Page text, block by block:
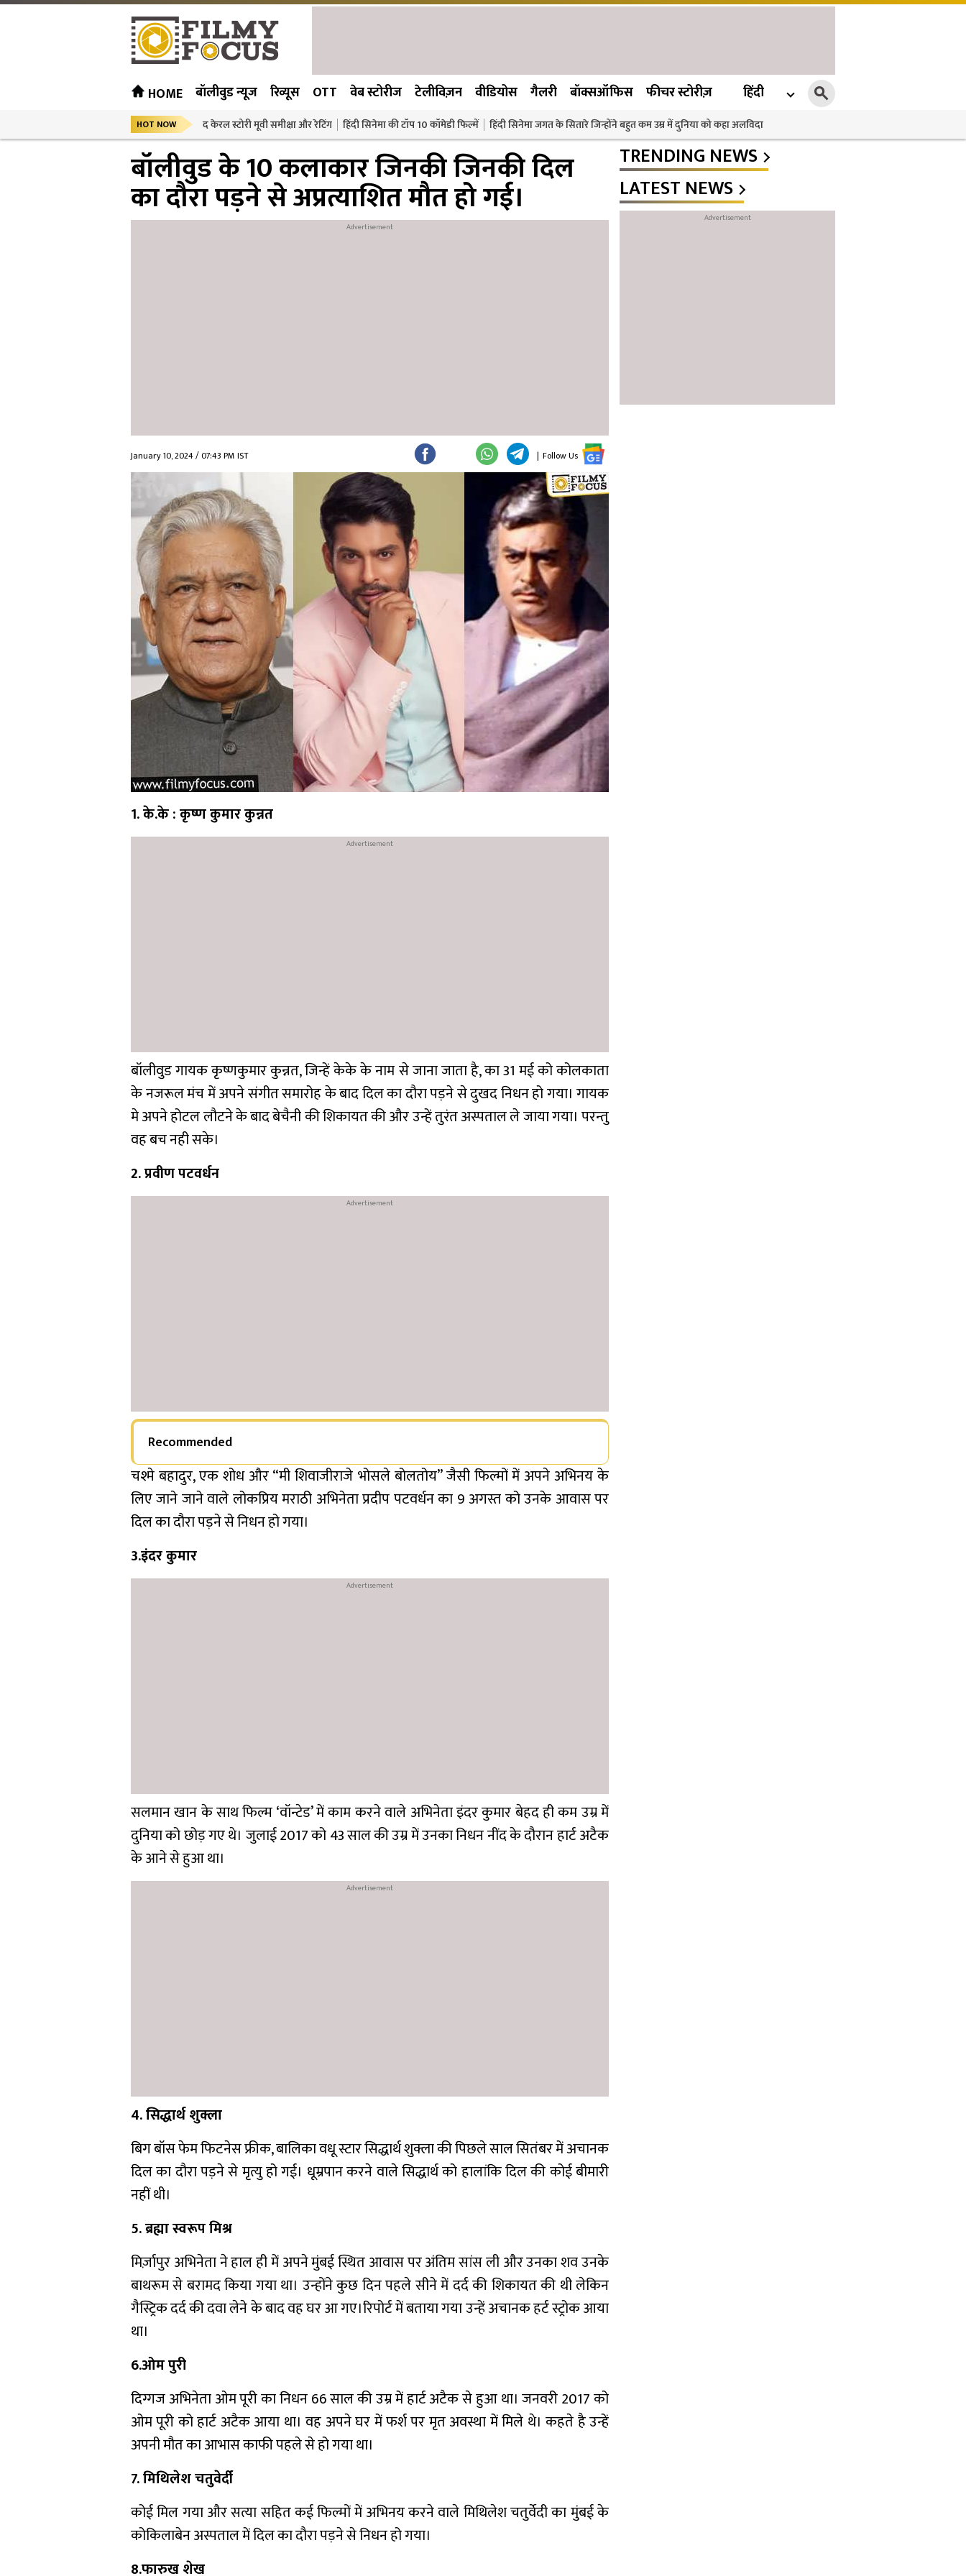
HOME बॉलीवुड न्यूज रिव्यूस OTT वेब स्टोरीज टेलीविज़न वीडियोस गैलरी बॉक्सऑफिस फीचर स्टोरीज़ हिंदी
HOT NOW द केरल स्टोरी मूवी समीक्षा और रेटिंग हिंदी सिनेमा की टॉप 10 कॉमेडी फिल्में हिंदी सिनेमा जगत के सितारे जिन्होंने बहुत कम उम्र में दुनिया को कहा अलविदा
बॉलीवुड के 10 कलाकार जिनकी जिनकी दिल
का दौरा पड़ने से अप्रत्याशित मौत हो गई।
January 10, 2024 / 07:43 PM IST | Follow Us
1. के.के : कृष्ण कुमार कुन्नत
बॉलीवुड गायक कृष्णकुमार कुन्नत, जिन्हें केके के नाम से जाना जाता है, का 31 मई को कोलकाता
के नजरूल मंच में अपने संगीत समारोह के बाद दिल का दौरा पड़ने से दुखद निधन हो गया। गायक
मे अपने होटल लौटने के बाद बेचैनी की शिकायत की और उन्हें तुरंत अस्पताल ले जाया गया। परन्तु
वह बच नही सके।
2. प्रवीण पटवर्धन
Recommended
चश्मे बहादुर, एक शोध और “मी शिवाजीराजे भोसले बोलतोय” जैसी फिल्मों में अपने अभिनय के
लिए जाने जाने वाले लोकप्रिय मराठी अभिनेता प्रदीप पटवर्धन का 9 अगस्त को उनके आवास पर
दिल का दौरा पड़ने से निधन हो गया।
3.इंदर कुमार
सलमान खान के साथ फिल्म ‘वॉन्टेड’ में काम करने वाले अभिनेता इंदर कुमार बेहद ही कम उम्र में
दुनिया को छोड़ गए थे। जुलाई 2017 को 43 साल की उम्र में उनका निधन नींद के दौरान हार्ट अटैक
के आने से हुआ था।
4. सिद्धार्थ शुक्ला
बिग बॉस फेम फिटनेस फ्रीक, बालिका वधू स्टार सिद्धार्थ शुक्ला की पिछले साल सितंबर में अचानक
दिल का दौरा पड़ने से मृत्यु हो गई। धूम्रपान करने वाले सिद्धार्थ को हालांकि दिल की कोई बीमारी
नहीं थी।
5. ब्रह्मा स्वरूप मिश्र
मिर्ज़ापुर अभिनेता ने हाल ही में अपने मुंबई स्थित आवास पर अंतिम सांस ली और उनका शव उनके
बाथरूम से बरामद किया गया था। उन्होंने कुछ दिन पहले सीने में दर्द की शिकायत की थी लेकिन
गैस्ट्रिक दर्द की दवा लेने के बाद वह घर आ गए।रिपोर्ट में बताया गया उन्हें अचानक हर्ट स्ट्रोक आया
था।
6.ओम पुरी
दिग्गज अभिनेता ओम पूरी का निधन 66 साल की उम्र में हार्ट अटैक से हुआ था। जनवरी 2017 को
ओम पूरी को हार्ट अटैक आया था। वह अपने घर में फर्श पर मृत अवस्था में मिले थे। कहते है उन्हें
अपनी मौत का आभास काफी पहले से हो गया था।
7. मिथिलेश चतुवेर्दी
कोई मिल गया और सत्या सहित कई फिल्मों में अभिनय करने वाले मिथिलेश चतुर्वेदी का मुंबई के
कोकिलाबेन अस्पताल में दिल का दौरा पड़ने से निधन हो गया।
8.फारुख शेख
TRENDING NEWS
LATEST NEWS